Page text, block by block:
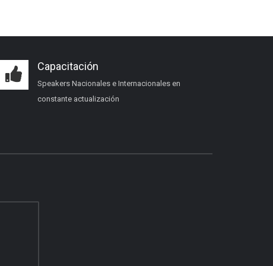
Certificación inmobiliaria
Capacitación
Speakers Nacionales e Internacionales en
constante actualización